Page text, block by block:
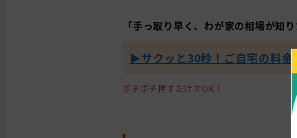
「手っ取り早く、わが家の相場が知
▶︎サクッと30秒！ご自宅の料金
ポチポチ押すだけでOK！